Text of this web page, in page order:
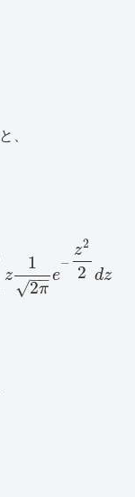
、
z
1
2π
−−
√
e
−
z2
2 dz